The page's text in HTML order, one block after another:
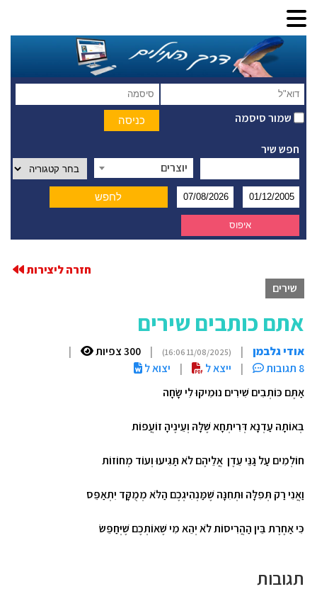
שמור סיסמה
חפש שיר
יוצרים
חזרה ליצירות
שירים
אתם כותבים שירים
אודי גלבמן |
(11/08/2025 16:06)
| 300 צפיות
|
8 תגובות
| ייצא ל |
יצוא ל
אַתֶּם כּוֹתְבִים שִׁירִים נוּמִיקוּ לִי שָׂחָה
בְּאוֹתָהּ עַדְנָא דְּרִיתְחָא שֶׁלָּהּ וְעֵינֶיהָ זוֹעֲפוֹת
חוֹלְמִים עַל גַּנֵּי עֵדֶן אֲלֵיהֶם לֹא תַּגִּיעוּ וְעוֹד מְחוֹזוֹת
וַאֲנִי רַק תְּפִלָּה וּתְחִנָּה שֶׁמַּנְהִיגְכֶם הַלֹּא מְמֻקָּד יִתְאַפֵּס
כִּי אַחֶרֶת בֵּין הַהֲרִיסוֹת לֹא יְהֵא מִי שֶׁאוֹתְכֶם שֶׁיְּחַפֵּשׂ
תגובות